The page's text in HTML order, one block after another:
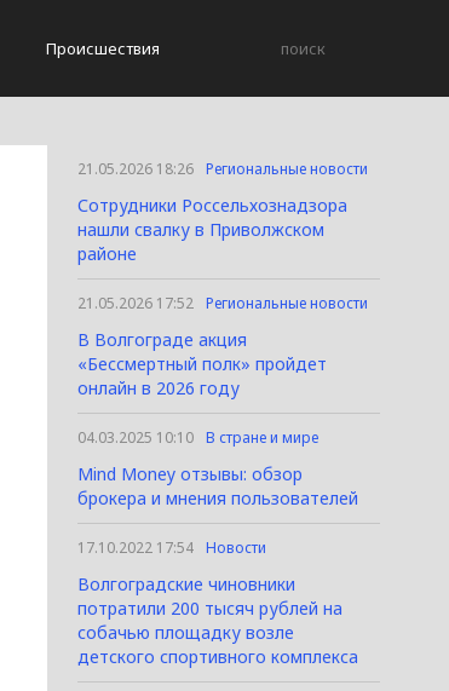
Происшествия
21.05.2026 18:26 Региональные новости
Сотрудники Россельхознадзора
нашли свалку в Приволжском
районе
21.05.2026 17:52 Региональные новости
В Волгограде акция
«Бессмертный полк» пройдет
онлайн в 2026 году
04.03.2025 10:10 В стране и мире
Mind Money отзывы: обзор
брокера и мнения пользователей
17.10.2022 17:54 Новости
Волгоградские чиновники
потратили 200 тысяч рублей на
собачью площадку возле
детского спортивного комплекса